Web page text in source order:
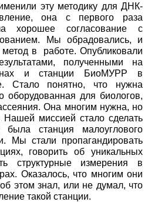
эту методику для ДНК-
она с первого раза
хорошее согласование с
Мы обрадовались, и
метод в работе. Опубликовали
полученными на
и станции БиоМУРР в
Стало понятно, что нужна
оборудованная для биологов,
Она многим нужна, но
Нашей миссией стало сделать
станция малоуглового
Мы стали пропагандировать
говорить об уникальных
структурные измерения в
Оказалось, что многим они
этом знал, или не думал, что
такой станции.